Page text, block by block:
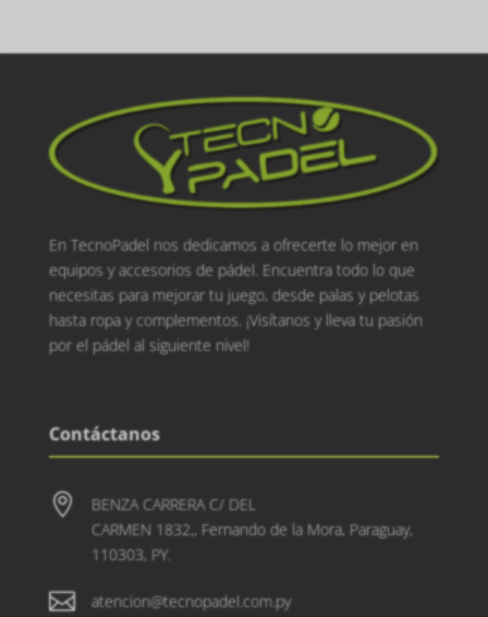
En TecnoPadel nos dedicamos a ofrecerte lo mejor en
equipos y accesorios de pádel. Encuentra todo lo que
necesitas para mejorar tu juego, desde palas y pelotas
hasta ropa y complementos. ¡Visítanos y lleva tu pasión
por el pádel al siguiente nivel!
Contáctanos

BENZA CARRERA C/ DEL
CARMEN 1832,, Fernando de la Mora, Paraguay,
110303, PY.
 atencion@tecnopadel.com.py